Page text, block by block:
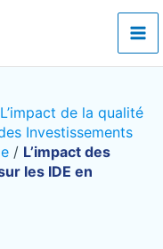
L’impact de la qualité
Investissements
/ L’impact des
les IDE en